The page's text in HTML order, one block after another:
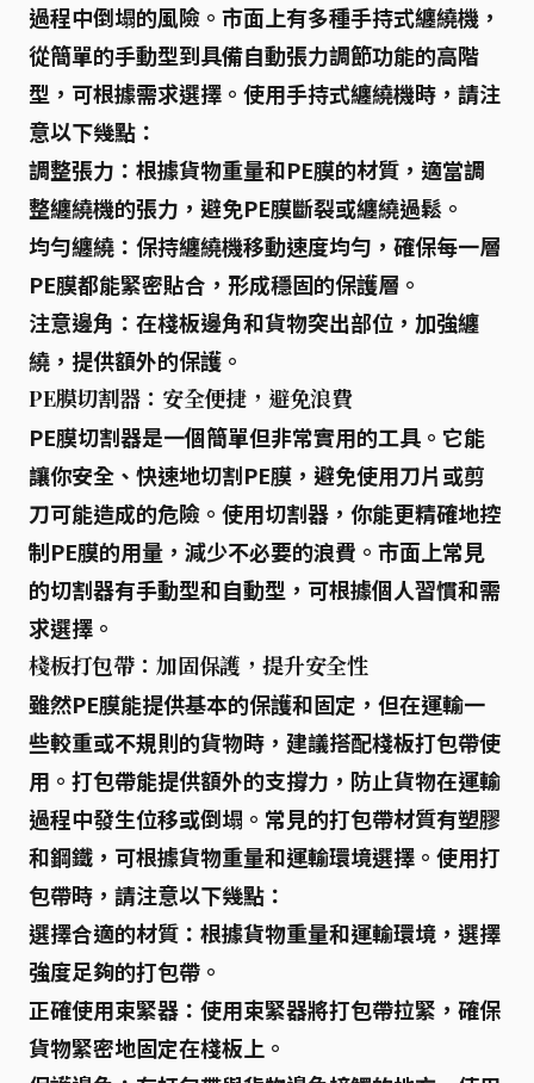
過程中倒塌的風險。市面上有多種手持式纏繞機，
從簡單的手動型到具備自動張力調節功能的高階
型，可根據需求選擇。使用手持式纏繞機時，請注
意以下幾點：
調整張力： 根據貨物重量和PE膜的材質，適當調
整纏繞機的張力，避免PE膜斷裂或纏繞過鬆。
均勻纏繞： 保持纏繞機移動速度均勻，確保每一層
PE膜都能緊密貼合，形成穩固的保護層。
注意邊角： 在棧板邊角和貨物突出部位，加強纏
繞，提供額外的保護。
PE膜切割器：安全便捷，避免浪費
PE膜切割器是一個簡單但非常實用的工具。它能
讓你安全、快速地切割PE膜，避免使用刀片或剪
刀可能造成的危險。使用切割器，你能更精確地控
制PE膜的用量，減少不必要的浪費。市面上常見
的切割器有手動型和自動型，可根據個人習慣和需
求選擇。
棧板打包帶：加固保護，提升安全性
雖然PE膜能提供基本的保護和固定，但在運輸一
些較重或不規則的貨物時，建議搭配棧板打包帶使
用。打包帶能提供額外的支撐力，防止貨物在運輸
過程中發生位移或倒塌。常見的打包帶材質有塑膠
和鋼鐵，可根據貨物重量和運輸環境選擇。使用打
包帶時，請注意以下幾點：
選擇合適的材質： 根據貨物重量和運輸環境，選擇
強度足夠的打包帶。
正確使用束緊器： 使用束緊器將打包帶拉緊，確保
貨物緊密地固定在棧板上。